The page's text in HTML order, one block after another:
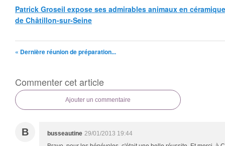
Patrick Groseil expose ses admirables animaux en
de Châtillon-sur-Seine
« Dernière réunion de préparation...
Commenter cet article
Ajouter un commentaire
B busseautine 29/01/2013 19:44